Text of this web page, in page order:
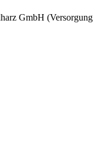
GmbH (Versorgung